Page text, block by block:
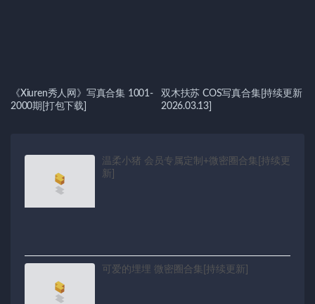
《Xiuren秀人网》写真合集 1001-
2000期[打包下载]
双木扶苏 COS写真合集[持续更新
2026.03.13]
温柔小猪 会员专属定制+微密圈合集[持续更
新]
可爱的埋埋 微密圈合集[持续更新]